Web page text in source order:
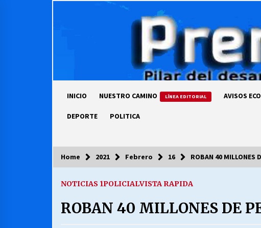
INICIO NUESTRO CAMINO LÍNEA EDITORIAL AVISOS
DEPORTE POLITICA
COLUMNISTA
luz… ¿Y cuándo van a bajar?
03/08/2026
Home 2021 Febrero 16 ROBAN 40 MILLONES
NOTICIAS 1POLICIALVISTA RAPIDA
ROBAN 40 MILLONES DE